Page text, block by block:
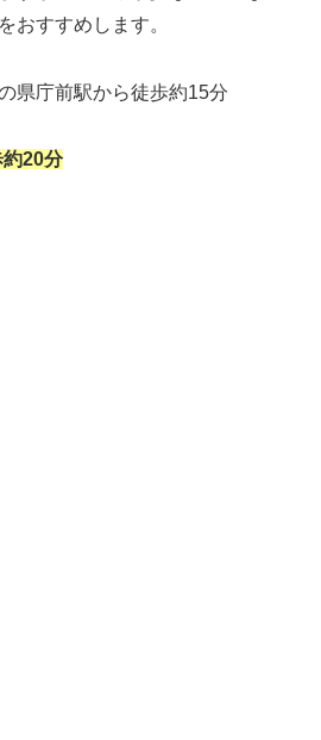
おすすめします。
県庁前駅から徒歩約15分
20分